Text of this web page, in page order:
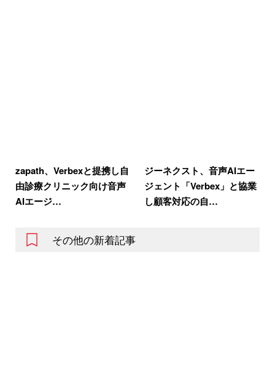
zapath、Verbexと提携し自
由診療クリニック向け音声
AIエージ…
ジーネクスト、音声AIエー
ジェント「Verbex」と協業
し顧客対応の自…
その他の新着記事